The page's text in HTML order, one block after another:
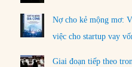
Nợ cho kẻ mộng mơ:
việc cho startup vay
Giai đoạn tiếp theo